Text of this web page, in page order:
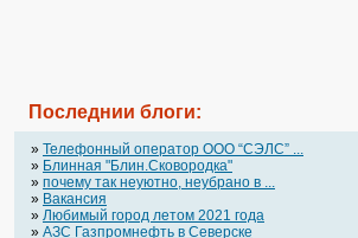
Последнии блоги:
» Телефонный оператор OOO “СЭЛС” ...
» Блинная "Блин.Сковородка"
» почему так неуютно, неубрано в ...
» Вакансия
» Любимый город летом 2021 года
» АЗС Газпромнефть в Северске